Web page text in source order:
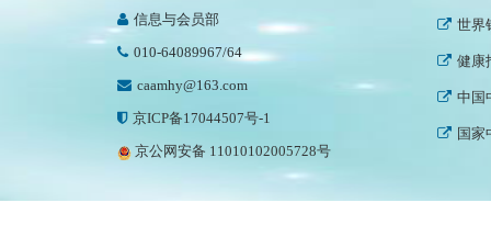
信息与会员部
010-64089967/64
caamhy@163.com
京ICP备17044507号-1
京公网安备 11010102005728号
世界
健康
中国
国家
中国